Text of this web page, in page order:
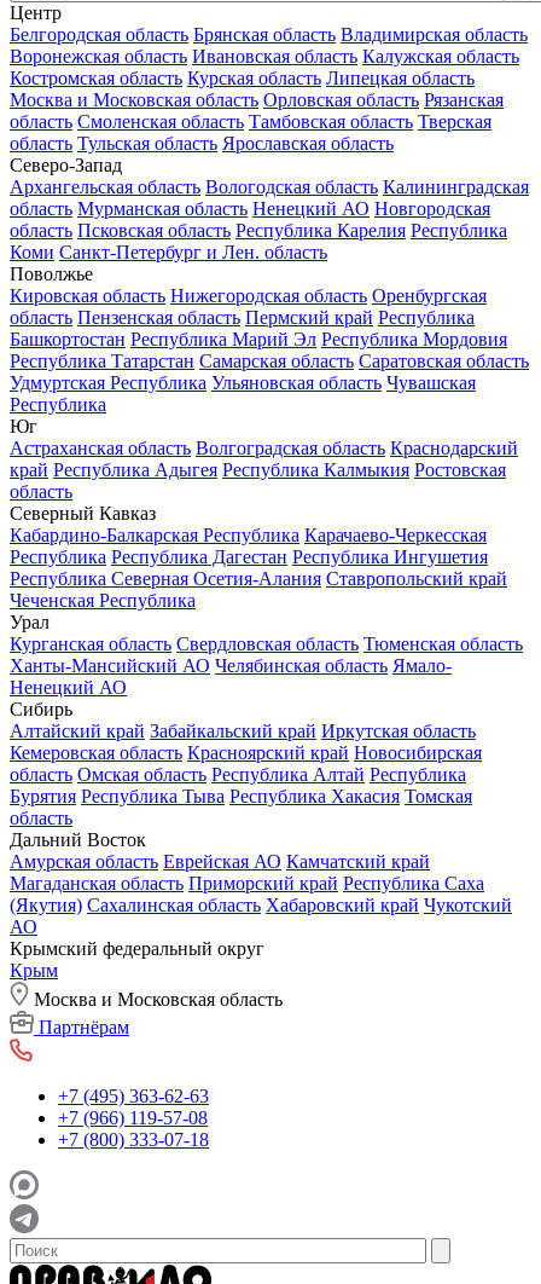
Центр
Белгородская область Брянская область Владимирская область
Воронежская область Ивановская область Калужская область
Костромская область Курская область Липецкая область
Москва и Московская область Орловская область Рязанская
область Смоленская область Тамбовская область Тверская
область Тульская область Ярославская область
Северо-Запад
Архангельская область Вологодская область Калининградская
область Мурманская область Ненецкий АО Новгородская
область Псковская область Республика Карелия Республика
Коми Санкт-Петербург и Лен. область
Поволжье
Кировская область Нижегородская область Оренбургская
область Пензенская область Пермский край Республика
Башкортостан Республика Марий Эл Республика Мордовия
Республика Татарстан Самарская область Саратовская область
Удмуртская Республика Ульяновская область Чувашская
Республика
Юг
Астраханская область Волгоградская область Краснодарский
край Республика Адыгея Республика Калмыкия Ростовская
область
Северный Кавказ
Кабардино-Балкарская Республика Карачаево-Черкесская
Республика Республика Дагестан Республика Ингушетия
Республика Северная Осетия-Алания Ставропольский край
Чеченская Республика
Урал
Курганская область Свердловская область Тюменская область
Ханты-Мансийский АО Челябинская область Ямало-
Ненецкий АО
Сибирь
Алтайский край Забайкальский край Иркутская область
Кемеровская область Красноярский край Новосибирская
область Омская область Республика Алтай Республика
Бурятия Республика Тыва Республика Хакасия Томская
область
Дальний Восток
Амурская область Еврейская АО Камчатский край
Магаданская область Приморский край Республика Саха
(Якутия) Сахалинская область Хабаровский край Чукотский
АО
Крымский федеральный округ
Крым
Москва и Московская область
Партнёрам
+7 (495) 363-62-63
+7 (966) 119-57-08
+7 (800) 333-07-18